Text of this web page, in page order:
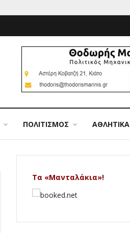
ΠΟΛΙΤΙΣΜΟΣ ΑΘΛΗΤΙΚΑ
Τα «Μανταλάκια»!